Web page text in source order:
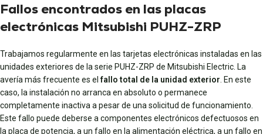
Fallos encontrados en las placas
electrónicas Mitsubishi PUHZ-ZRP
Trabajamos regularmente en las tarjetas electrónicas instaladas en las
unidades exteriores de la serie PUHZ-ZRP de Mitsubishi Electric. La
avería más frecuente es elfallo total de la unidad exterior . En este
caso, la instalación no arranca en absoluto o permanece
completamente inactiva a pesar de una solicitud de funcionamiento.
Este fallo puede deberse a componentes electrónicos defectuosos en
la placa de potencia, a un fallo en la alimentación eléctrica, a un fallo en